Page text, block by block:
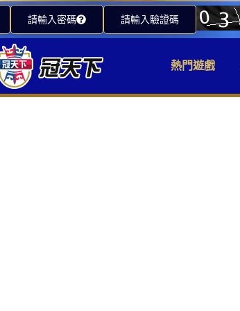
請輸入密碼 請輸入驗證碼
熱門遊戲